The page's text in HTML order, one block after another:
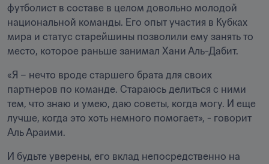
футболист в составе в целом довольно молодой
национальной команды. Его опыт участия в Кубках
мира и статус старейшины позволили ему занять то
место, которое раньше занимал Хани Аль-Дабит.
«Я – нечто вроде старшего брата для своих
партнеров по команде. Стараюсь делиться с ними
тем, что знаю и умею, даю советы, когда могу. И еще
лучше, когда это хоть немного помогает», - говорит
Аль Араими.
И будьте уверены, его вклад непосредственно на